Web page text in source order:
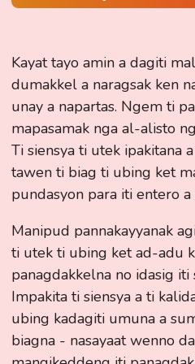
Kayat tayo amin a dagiti
dumakkel a naragsak ken
unay a napartas. Ngem ti
mapasamak nga al-alisto
Ti siensya ti utek ipakitana
tawen ti biag ti ubing ket
pundasyon para iti entero a
Manipud pannakayyanak
ti utek ti ubing ket ad-adu
panagdakkelna no idasig
Impakita ti siensya a ti
ubing kadagiti umuna a
biagna - nasayaat wenno